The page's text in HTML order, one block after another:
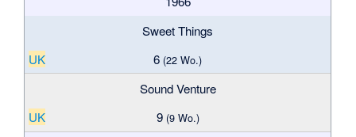
Sweet Things
UK
6 (22 Wo.)
Sound Venture
UK
9 (9 Wo.)